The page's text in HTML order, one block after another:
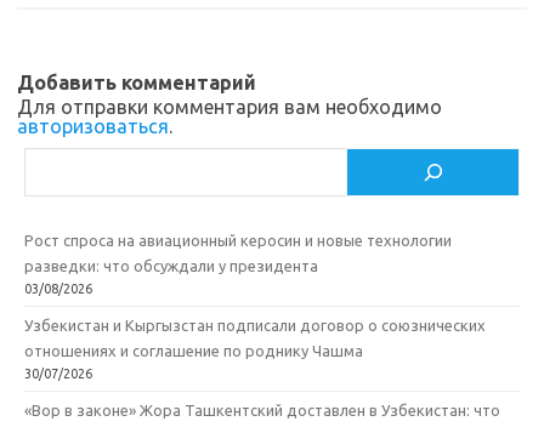
k
i
т
ь
Добавить комментарий
Для отправки комментария вам необходимо
авторизоваться.
Рост спроса на авиационный керосин и новые технологии
разведки: что обсуждали у президента
03/08/2026
Узбекистан и Кыргызстан подписали договор о союзнических
отношениях и соглашение по роднику Чашма
30/07/2026
«Вор в законе» Жора Ташкентский доставлен в Узбекистан: что